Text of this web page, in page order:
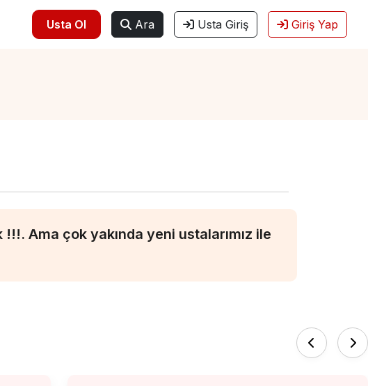
Usta Ol Ara Usta Giriş Giriş Yap
Ama çok yakında yeni ustalarımız ile